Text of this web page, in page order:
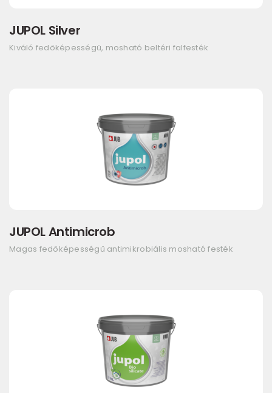
JUPOL Silver
Kiváló fedőképességű, mosható beltéri falfesték
JUPOL Antimicrob
Magas fedőképességű antimikrobiális mosható festék